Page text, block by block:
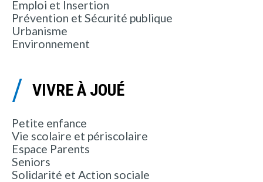
Emploi et Insertion
Prévention et Sécurité publique
Urbanisme
Environnement
VIVRE À JOUÉ
Petite enfance
Vie scolaire et périscolaire
Espace Parents
Seniors
Solidarité et Action sociale